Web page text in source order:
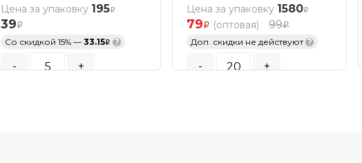
Цена за упаковку 195
39
Со скидкой 15% — 33.15 ?
- +
Цена за упаковку 1580
79 (оптовая) 99
Доп. скидки не действуют ?
- +